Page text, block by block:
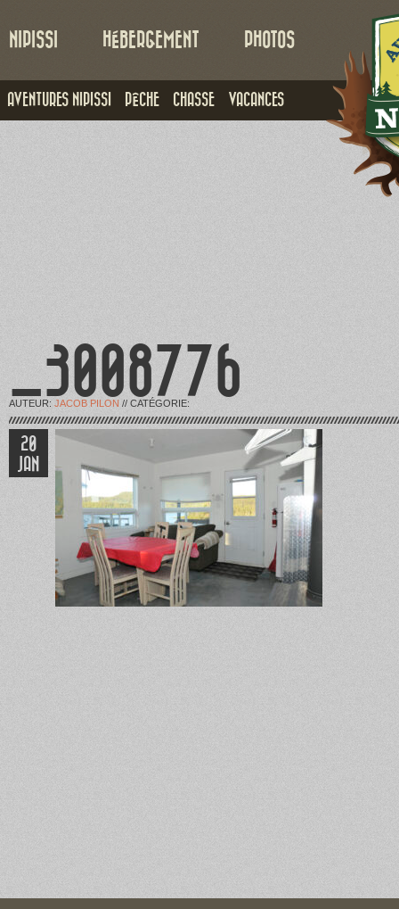
NIPISSI
AVENTURES NIPISSI PÊCHE CHASSE VACANCES
HÉBERGEMENT PHOTOS
_3008776
AUTEUR: JACOB PILON // CATÉGORIE:
20
JAN